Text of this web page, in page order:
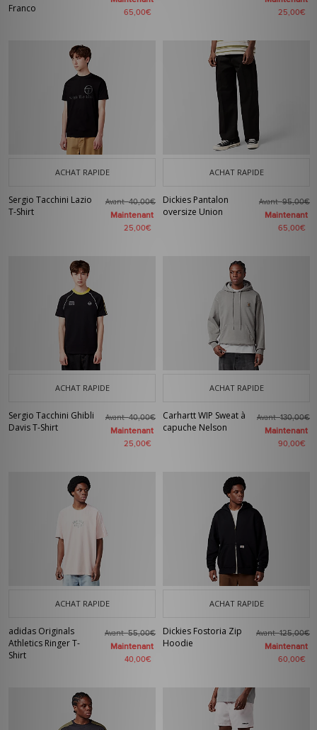
Franco
65,00€ 25,00€
ACHAT RAPIDE
Sergio Tacchini Lazio
T-Shirt
Avant40,00€
Maintenant
25,00€
ACHAT RAPIDE
Dickies Pantalon
oversize Union
Avant95,00€
Maintenant
65,00€
ACHAT RAPIDE
Sergio Tacchini Ghibli
Davis T-Shirt
Avant40,00€
Maintenant
25,00€
ACHAT RAPIDE
Carhartt WIP Sweat à
capuche Nelson
Avant130,00€
Maintenant
90,00€
ACHAT RAPIDE
adidas Originals
Athletics Ringer T-
Shirt
Avant55,00€
Maintenant
40,00€
ACHAT RAPIDE
Dickies Fostoria Zip
Hoodie
Avant125,00€
Maintenant
60,00€